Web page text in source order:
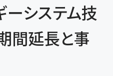
ーシステム技
間延長と事